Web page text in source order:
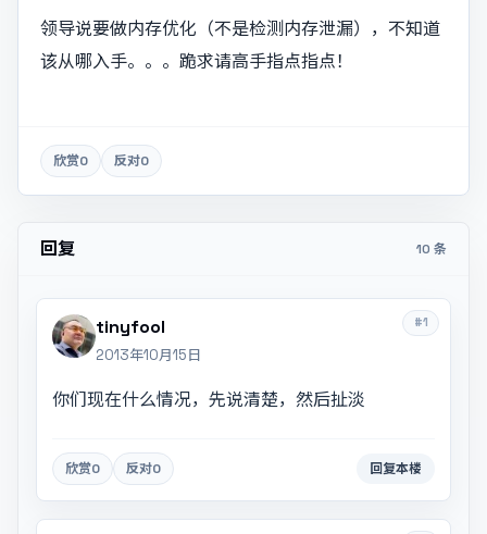
领导说要做内存优化（不是检测内存泄漏），不知道
该从哪入手。。。跪求请高手指点指点！
欣赏0 反对0
回复 10 条
#1
tinyfool
2013年10月15日
你们现在什么情况，先说清楚，然后扯淡
欣赏0 反对0 回复本楼